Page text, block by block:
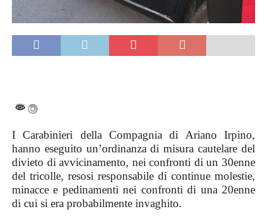
I Carabinieri della Compagnia di Ariano Irpino,
hanno eseguito un’ordinanza di misura cautelare del
divieto di avvicinamento, nei confronti di un 30enne
del tricolle, resosi responsabile di continue molestie,
minacce e pedinamenti nei confronti di una 20enne
di cui si era probabilmente invaghito.